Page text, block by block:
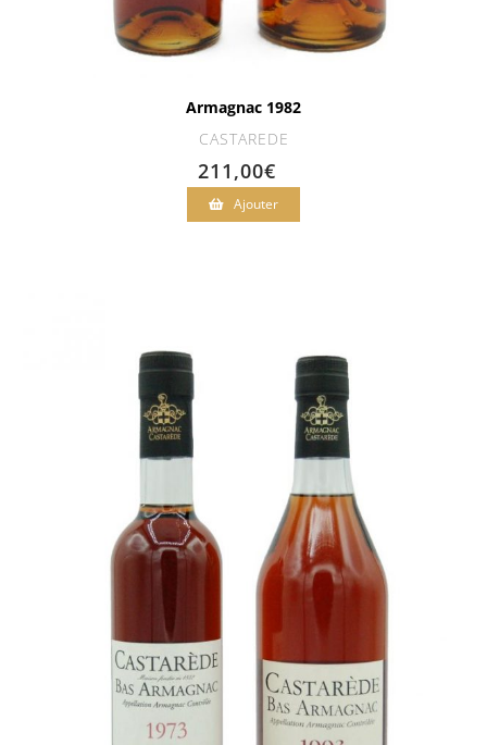
Armagnac 1982
CASTAREDE
211,00€
Ajouter